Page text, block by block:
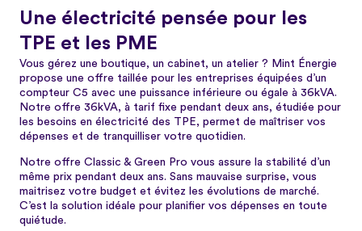
Une électricité pensée pour les
TPE et les PME
Vous gérez une boutique, un cabinet, un atelier ? Mint Énergie
propose une offre taillée pour les entreprises équipées d’un
compteur C5 avec une puissance inférieure ou égale à 36kVA.
Notre offre 36kVA, à tarif fixe pendant deux ans, étudiée pour
les besoins en électricité des TPE, permet de maîtriser vos
dépenses et de tranquilliser votre quotidien.
Notre offre Classic & Green Pro vous assure la stabilité d’un
même prix pendant deux ans. Sans mauvaise surprise, vous
maitrisez votre budget et évitez les évolutions de marché.
C’est la solution idéale pour planifier vos dépenses en toute
quiétude.